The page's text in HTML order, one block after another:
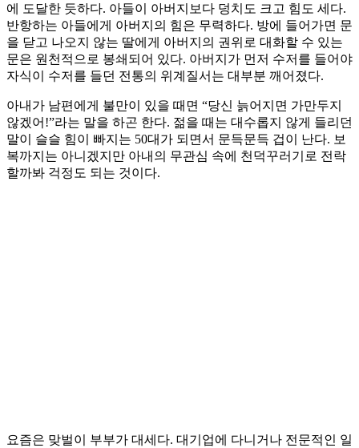
에 도달한 듯하다. 아들이 아버지보다 덩치도 크고 힘도 세다.
반항하는 아들에게 아버지의 힘은 무력하다. 방에 들어가면 문
을 닫고 나오지 않는 딸에게 아버지의 권위로 대화할 수 있는
문은 원천적으로 봉쇄되어 있다. 아버지가 먼저 수저를 들어야
자식이 수저를 들던 전통의 위계질서는 대부분 깨어졌다.
아내가 남편에게 불만이 있을 때면 “당신 늙어지면 가만두지
않겠어!”라는 말을 하곤 한다. 젊을 때는 대수롭지 않게 들리던
말이 슬슬 힘이 빠지는 50대가 되면서 문득문득 겁이 난다. 보
복까지는 아니겠지만 아내의 무관심 속에 천덕꾸러기로 전락
할까봐 걱정도 되는 것이다.
요즘은 맞벌이 부부가 대세다. 대기업에 다니거나 전문적인 일